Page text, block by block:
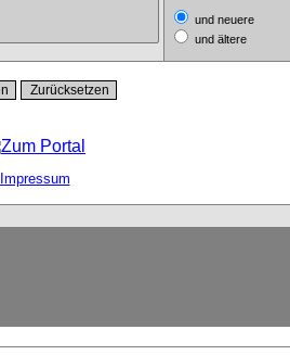
und neuere
und ältere
Impressum